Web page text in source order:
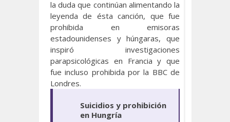
la duda que continúan alimentando la
leyenda de ésta canción, que fue
prohibida en emisoras
estadounidenses y húngaras, que
inspiró investigaciones
parapsicológicas en Francia y que
fue incluso prohibida por la BBC de
Londres.
Suicidios y prohibición
en Hungría